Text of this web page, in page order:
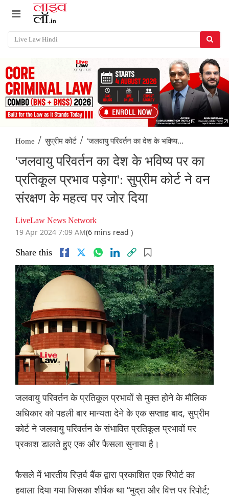
Home / सुप्रीम कोर्ट / 'जलवायु परिवर्तन का देश के भविष्य...
'जलवायु परिवर्तन का देश के भविष्य पर का
प्रतिकूल प्रभाव पड़ेगा': सुप्रीम कोर्ट ने वन
संरक्षण के महत्व पर जोर दिया
LiveLaw News Network
19 Apr 2024 7:09 AM(6 mins read )
Share this
जलवायु परिवर्तन के प्रतिकूल प्रभावों से मुक्त होने के मौलिक
अधिकार को पहली बार मान्यता देने के एक सप्ताह बाद, सुप्रीम
कोर्ट ने जलवायु परिवर्तन के संभावित प्रतिकूल प्रभावों पर
प्रकाश डालते हुए एक और फैसला सुनाया है।
फैसले में भारतीय रिज़र्व बैंक द्वारा प्रकाशित एक रिपोर्ट का
हवाला दिया गया जिसका शीर्षक था “मुद्रा और वित्त पर रिपोर्ट;